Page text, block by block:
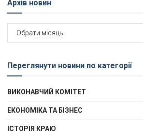
Архів новин
новин
Переглянути новини по категорії
ВИКОНАВЧИЙ КОМІТЕТ
ЕКОНОМІКА ТА БІЗНЕС
ІСТОРІЯ КРАЮ